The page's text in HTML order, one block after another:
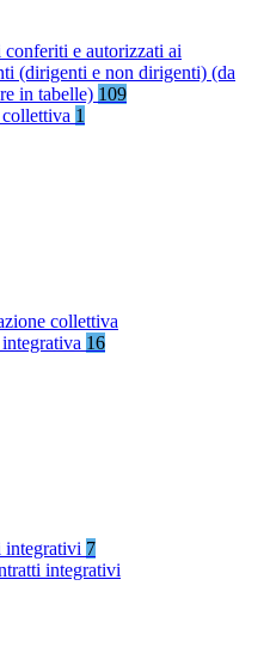
e autorizzati ai
(dirigenti e non dirigenti) (da
in tabelle) 109
1
collettiva
16
integrativi 7
integrativi